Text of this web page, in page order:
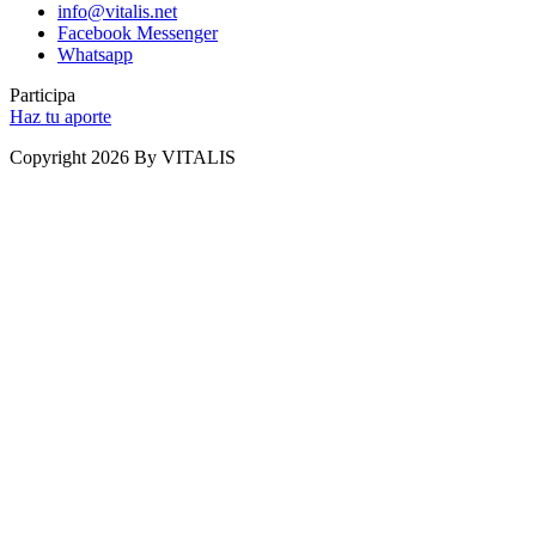
info@vitalis.net
Facebook Messenger
Whatsapp
Participa
Haz tu aporte
Copyright 2026 By VITALIS